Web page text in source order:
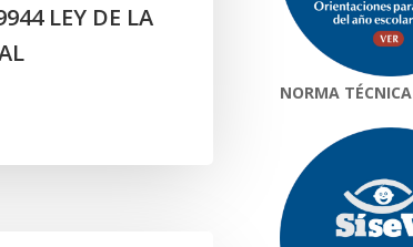
LEY DE LA
NORMA TÉCNICA